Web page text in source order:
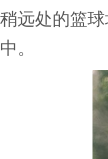
稍远处的篮
中。